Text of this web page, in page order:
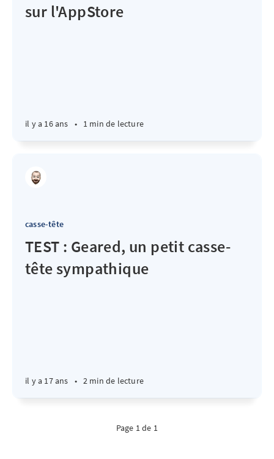
sur l'AppStore
il y a 16 ans • 1 min de lecture
casse-tête
TEST : Geared, un petit casse-
tête sympathique
il y a 17 ans • 2 min de lecture
Page 1 de 1